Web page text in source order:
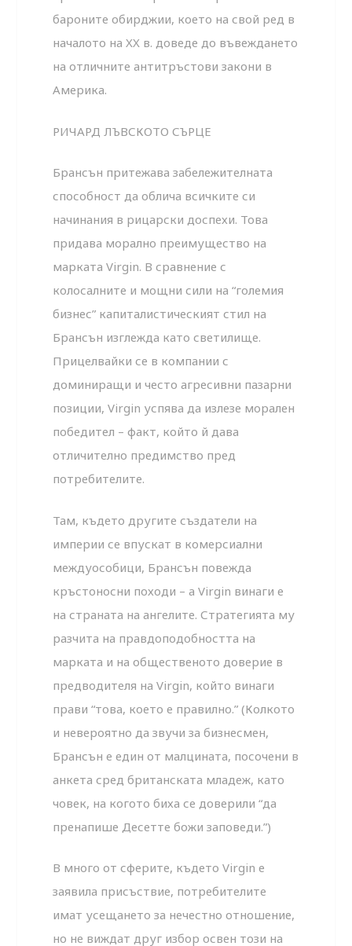
бароните обирджии, което на свой ред в
началото на XX в. доведе до въвеждането
на отличните антитръстови закони в
Америка.
РИЧАРД ЛЪВСКОТО СЪРЦЕ
Брансън притежава забележителната
способност да облича всичките си
начинания в рицарски доспехи. Това
придава морално преимущество на
марката Virgin. В сравнение с
колосалните и мощни сили на “големия
бизнес” капиталистическият стил на
Брансън изглежда като светилище.
Прицелвайки се в компании с
доминиращи и често агресивни пазарни
позиции, Virgin успява да излезе морален
победител – факт, който й дава
отличително предимство пред
потребителите.
Там, където другите създатели на
империи се впускат в комерсиални
междуособици, Брансън повежда
кръстоносни походи – а Virgin винаги е
на страната на ангелите. Стратегията му
разчита на правдоподобността на
марката и на общественото доверие в
предводителя на Virgin, който винаги
прави “това, което е правилно.” (Колкото
и невероятно да звучи за бизнесмен,
Брансън е един от малцината, посочени в
анкета сред британската младеж, като
човек, на когото биха се доверили “да
пренапише Десетте божи заповеди.”)
В много от сферите, където Virgin е
заявила присъствие, потребителите
имат усещането за нечестно отношение,
но не виждат друг избор освен този на